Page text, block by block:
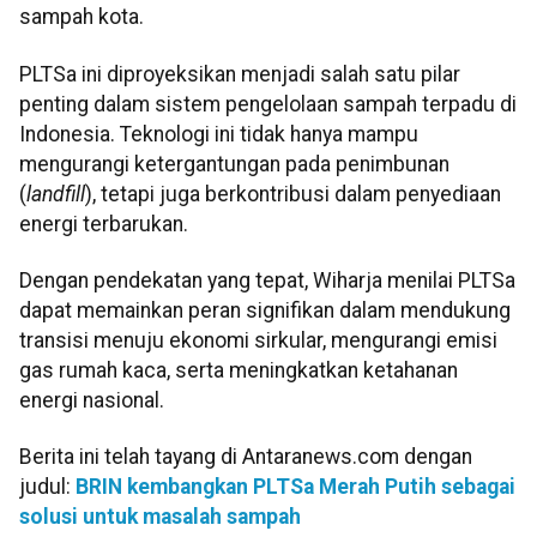
sampah kota.
PLTSa ini diproyeksikan menjadi salah satu pilar
penting dalam sistem pengelolaan sampah terpadu di
Indonesia. Teknologi ini tidak hanya mampu
mengurangi ketergantungan pada penimbunan
(landfill), tetapi juga berkontribusi dalam penyediaan
energi terbarukan.
Dengan pendekatan yang tepat, Wiharja menilai PLTSa
dapat memainkan peran signifikan dalam mendukung
transisi menuju ekonomi sirkular, mengurangi emisi
gas rumah kaca, serta meningkatkan ketahanan
energi nasional.
Berita ini telah tayang di Antaranews.com dengan
judul: BRIN kembangkan PLTSa Merah Putih sebagai
solusi untuk masalah sampah